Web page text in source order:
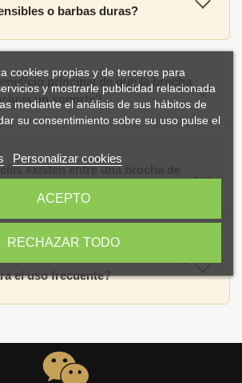
o barbas duras?
principal de que la brocha
un soporte?
existen entre una brocha de
el uso frecuente?
cookies propias y de terceros para
y mostrarle publicidad relacionada
mediante el análisis de sus hábitos de
su consentimiento sobre su uso pulse el
Personalizar cookies
RECHAZAR TODO
ACEPTO